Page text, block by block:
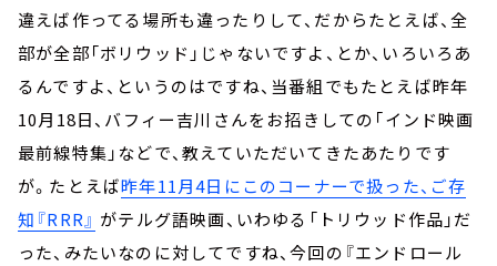
違えば作ってる場所も違ったりして、だからたとえば、全
部が全部「ボリウッド」じゃないですよ、とか、いろいろあ
るんですよ、というのはですね、当番組でもたとえば昨年
10月18日、バフィー吉川さんをお招きしての「インド映画
最前線特集」などで、教えていただいてきたあたりです
が。たとえば昨年11月4日にこのコーナーで扱った、ご存
知『RRR』 がテルグ語映画、いわゆる「トリウッド作品」だ
った、みたいなのに対してですね、今回の『エンドロール